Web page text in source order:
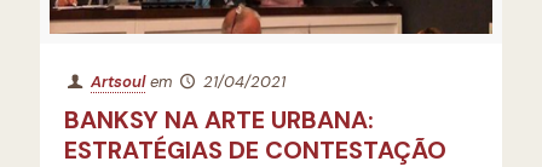
Artsoul em 21/04/2021
BANKSY NA ARTE URBANA:
ESTRATÉGIAS DE CONTESTAÇÃO